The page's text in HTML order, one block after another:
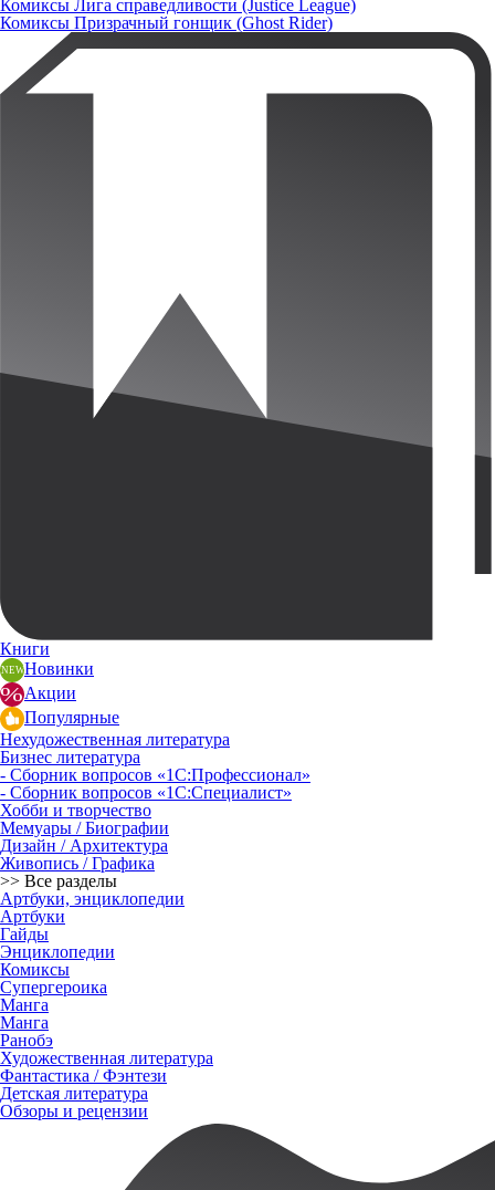
Комиксы Лига справедливости (Justice League)
Комиксы Призрачный гонщик (Ghost Rider)
Книги
Новинки
Акции
Популярные
Нехудожественная литература
Бизнес литература
- Сборник вопросов «1С:Профессионал»
- Сборник вопросов «1С:Специалист»
Хобби и творчество
Мемуары / Биографии
Дизайн / Архитектура
Живопись / Графика
>> Все разделы
Артбуки, энциклопедии
Артбуки
Гайды
Энциклопедии
Комиксы
Супергероика
Манга
Манга
Ранобэ
Художественная литература
Фантастика / Фэнтези
Детская литература
Обзоры и рецензии